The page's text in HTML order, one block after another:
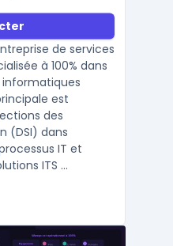
de services
à 100% dans
informatiques
est
des
(DSI) dans
IT et
ITS ...